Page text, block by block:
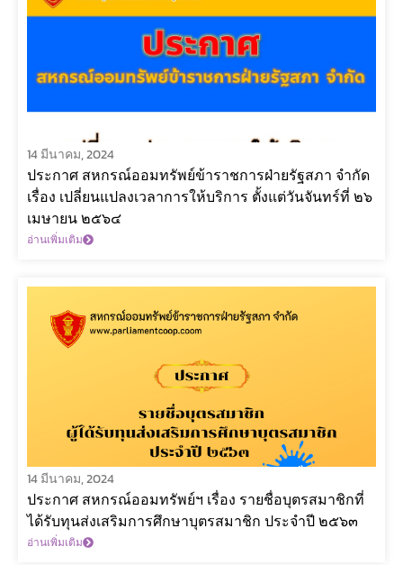
14 มีนาคม, 2024
ประกาศ สหกรณ์ออมทรัพย์ข้าราชการฝ่ายรัฐสภา จำกัด
เรื่อง เปลี่ยนแปลงเวลาการให้บริการ ตั้งแต่วันจันทร์ที่ ๒๖
เมษายน ๒๕๖๔
อ่านเพิ่มเติม
14 มีนาคม, 2024
ประกาศ สหกรณ์ออมทรัพย์ฯ เรื่อง รายชื่อบุตรสมาชิกที่
ได้รับทุนส่งเสริมการศึกษาบุตรสมาชิก ประจำปี ๒๕๖๓
อ่านเพิ่มเติม